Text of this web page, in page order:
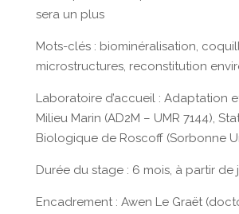
sera un plus
Mots-clés : biominéralisation,
microstructures, reconstitution
Laboratoire d’accueil : Adaptation
Milieu Marin (AD2M – UMR 7144),
Biologique de Roscoff (Sorbonne
Durée du stage : 6 mois, à partir de
Encadrement : Awen Le Graët